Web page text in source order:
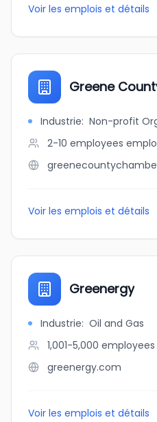
Voir les emplois et détails
Greene
Industrie: Non-profit
2-10 employees
Voir les emplois et détails
Greenergy
Industrie: Oil and Gas
1,001-5,000 employees
greenergy.com
Voir les emplois et détails